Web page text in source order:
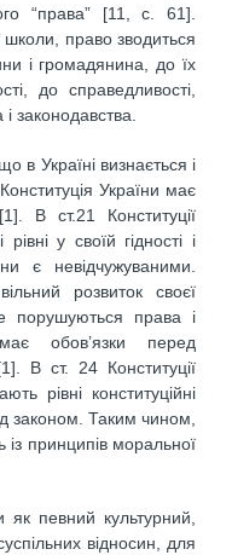
“права” [11, с. 61].
право зводиться
і громадянина, до їх
до справедливості,
і законодавства.
в Україні визнається і
України має
В ст.21 Конституції
у своїй гідності і
є невідчужуваними.
розвиток своєї
порушуються права і
обов’язки перед
В ст. 24 Конституції
рівні конституційні
законом. Таким чином,
із принципів моральної
як певний культурний,
відносин, для